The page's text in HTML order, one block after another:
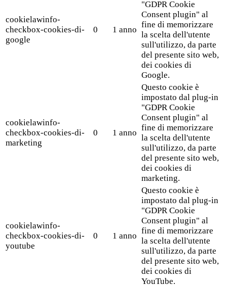
cookielawinfo-
checkbox-cookies-di-
google
0 1 anno
"GDPR Cookie
Consent plugin" al
fine di memorizzare
la scelta dell'utente
sull'utilizzo, da parte
del presente sito web,
dei cookies di
Google.
cookielawinfo-
checkbox-cookies-di-
marketing
0 1 anno
Questo cookie è
impostato dal plug-in
"GDPR Cookie
Consent plugin" al
fine di memorizzare
la scelta dell'utente
sull'utilizzo, da parte
del presente sito web,
dei cookies di
marketing.
cookielawinfo-
checkbox-cookies-di-
youtube
0 1 anno
Questo cookie è
impostato dal plug-in
"GDPR Cookie
Consent plugin" al
fine di memorizzare
la scelta dell'utente
sull'utilizzo, da parte
del presente sito web,
dei cookies di
YouTube.